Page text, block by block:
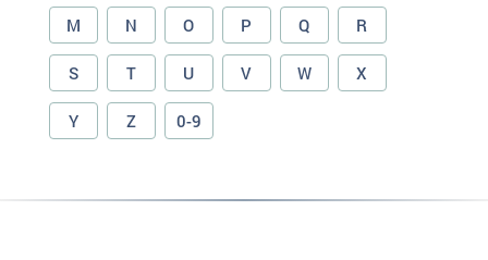
M N O P Q R
S T U V W X
Y Z 0-9